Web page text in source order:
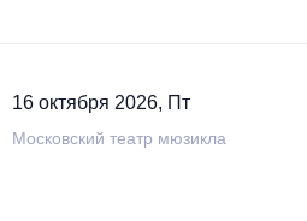
16 октября 2026, Пт
Московский театр мюзикла